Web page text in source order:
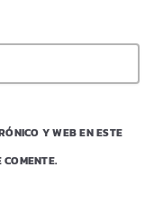
Y WEB EN ESTE